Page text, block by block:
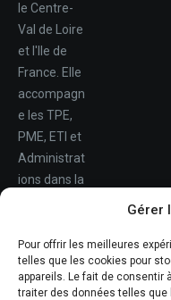
Gérer
Pour offrir les meilleures
telles que les cookies pour
appareils. Le fait de consentir
traiter des données telles que
le Centre-
Val de Loire
et l'Ile de
France. Elle
accompagn
e les TPE,
PME, ETI et
Administrat
ions dans la
déploiemen
t et la
maintenan